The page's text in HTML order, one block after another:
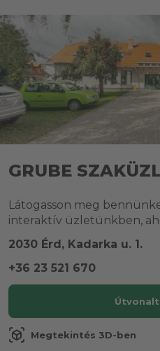
GRUBE
Látogasson meg
interaktív üzletünkben,
2030 Érd, Kadarka u. 1.
+36 23 521 670
view_in_ar Megtekintés 3D-ben